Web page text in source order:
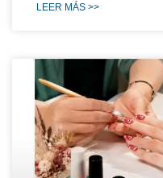
LEER MÁS >>